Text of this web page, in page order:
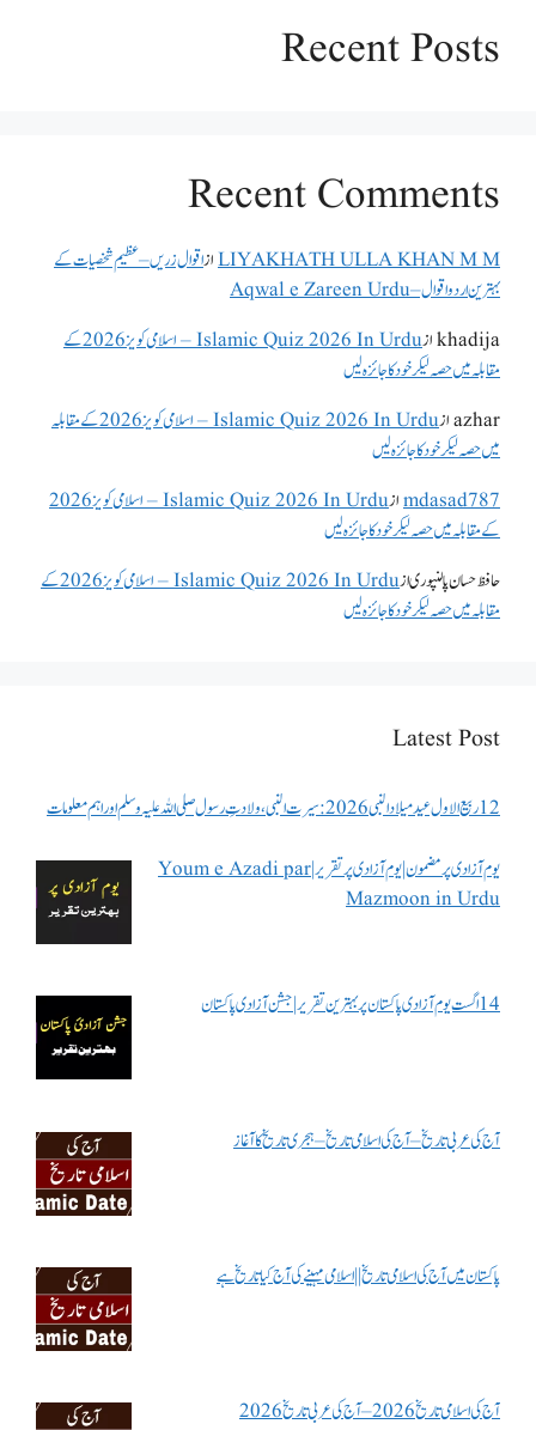
Recent Posts
Recent Comments
LIYAKHATH ULLA KHAN M Mازاقوال زریں – عظیم شخصیات کے
بہترین اردو اقوال – Aqwal e Zareen Urdu
khadijaاز
Islamic Quiz 2026 In Urdu – اسلامی کویز 2026 کے
مقابلہ میں حصہ لیکر خود کا جائزہ لیں
azharاز
Islamic Quiz 2026 In Urdu – اسلامی کویز 2026 کے مقابلہ
میں حصہ لیکر خود کا جائزہ لیں
mdasad787از
Islamic Quiz 2026 In Urdu – اسلامی کویز 2026
کے مقابلہ میں حصہ لیکر خود کا جائزہ لیں
حافظ حسان پالنپوریاز
Islamic Quiz 2026 In Urdu – اسلامی کویز 2026 کے
مقابلہ میں حصہ لیکر خود کا جائزہ لیں
Latest Post
12 ربیع الاول عید میلاد النبی 2026: سیرت النبی، ولادتِ رسول صلی اللہ علیہ وسلم اور اہم معلومات
یوم آزادی پر مضمون | یوم آزادی پر تقریر | Youm e Azadi par
Mazmoon in Urdu
14 اگست یوم آزادی پاکستان پر بہترین تقریر | جشن آزادی پاکستان
آج کی عربی تاریخ – آج کی اسلامی تاریخ – ہجری تاریخ کا آغاز
پاکستان میں آج کی اسلامی تاریخ || اسلامی مہینے کی آج کیا تاریخ ہے
آج کی اسلامی تاریخ 2026 – آج کی عربی تاریخ 2026